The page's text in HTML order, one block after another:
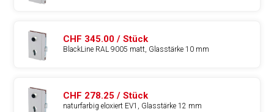
CHF 345.00 / Stück
BlackLine RAL 9005 matt, Glasstärke 10 mm
CHF 278.25 / Stück
naturfarbig eloxiert EV1, Glasstärke 12 mm